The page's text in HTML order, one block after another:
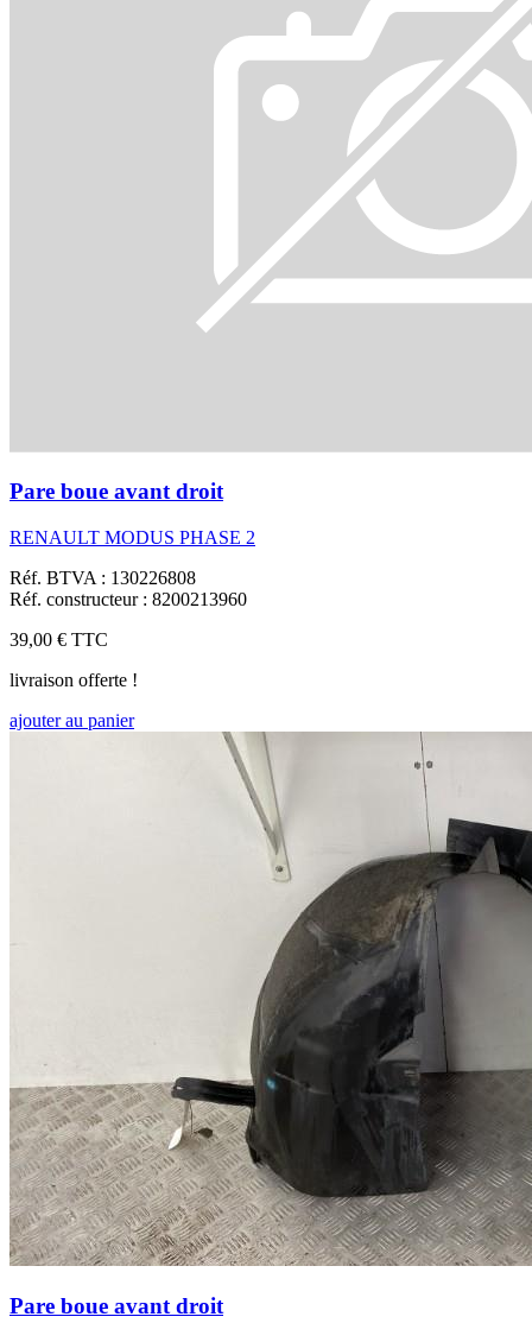
Pare boue avant droit
RENAULT MODUS PHASE 2
Réf. BTVA : 130226808
Réf. constructeur : 8200213960
39,00 € TTC
livraison offerte !
ajouter au panier
Pare boue avant droit